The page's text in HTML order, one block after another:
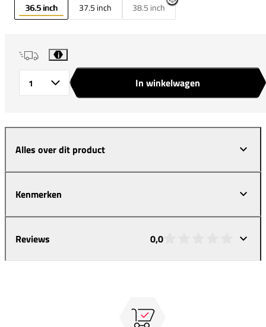
36.5 inch 37.5 inch 38.5 inch
i
In winkelwagen
Alles over dit product
Kenmerken
Reviews 0,0